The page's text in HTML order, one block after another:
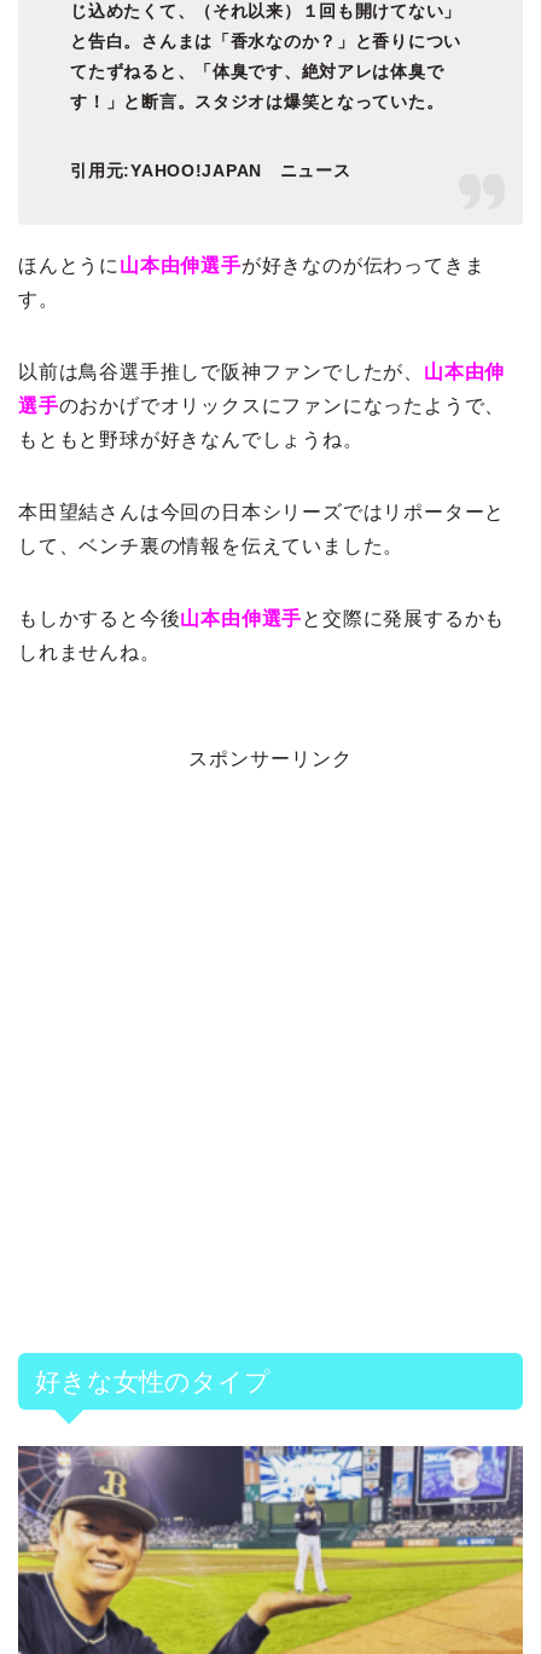
じ込めたくて、（それ以来）１回も開けてない」
と告白。さんまは「香水なのか？」と香りについ
てたずねると、「体臭です、絶対アレは体臭で
す！」と断言。スタジオは爆笑となっていた。
引用元:YAHOO!JAPAN ニュース
ほんとうに山本由伸選手が好きなのが伝わってきま
す。
以前は鳥谷選手推しで阪神ファンでしたが、 山本由伸
選手のおかげでオリックスにファンになったようで、
もともと野球が好きなんでしょうね。
本田望結さんは今回の日本シリーズではリポーターと
して、ベンチ裏の情報を伝えていました。
もしかすると今後山本由伸選手と交際に発展するかも
しれませんね。
スポンサーリンク
好きな女性のタイプ